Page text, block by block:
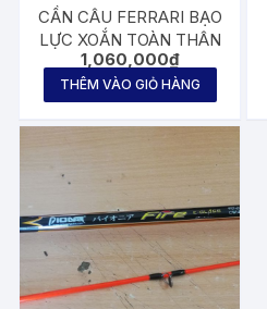
CẦN CÂU FERRARI BẠO
LỰC XOẮN TOÀN THÂN
1,060,000₫
THÊM VÀO GIỎ HÀNG